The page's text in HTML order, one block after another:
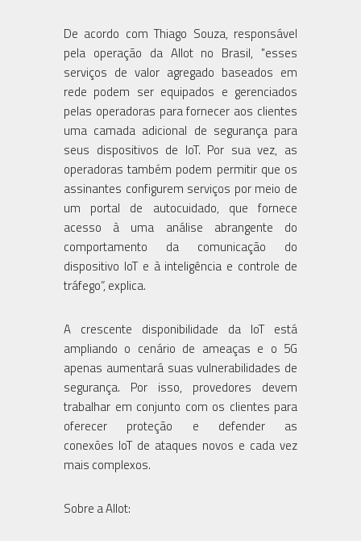
De acordo com Thiago Souza, responsável
pela operação da Allot no Brasil, "esses
serviços de valor agregado baseados em
rede podem ser equipados e gerenciados
pelas operadoras para fornecer aos clientes
uma camada adicional de segurança para
seus dispositivos de IoT. Por sua vez, as
operadoras também podem permitir que os
assinantes configurem serviços por meio de
um portal de autocuidado, que fornece
acesso à uma análise abrangente do
comportamento da comunicação do
dispositivo IoT e à inteligência e controle de
tráfego”, explica.
A crescente disponibilidade da IoT está
ampliando o cenário de ameaças e o 5G
apenas aumentará suas vulnerabilidades de
segurança. Por isso, provedores devem
trabalhar em conjunto com os clientes para
oferecer proteção e defender as
conexões IoT de ataques novos e cada vez
mais complexos.
Sobre a Allot: